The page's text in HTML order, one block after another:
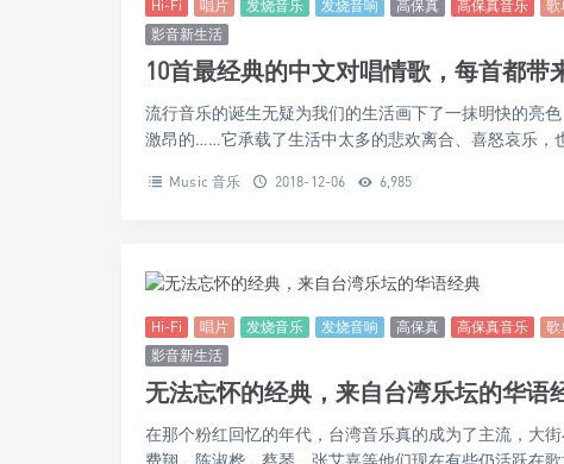
Hi-Fi 唱片 发烧音乐 发烧音响 高保真 高保真音乐 歌
影音新生活
10首最经典的中文对唱情歌，每首都带
流行音乐的诞生无疑为我们的生活画下了一抹明快的亮